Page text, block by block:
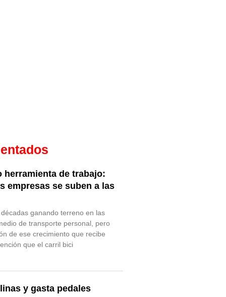
herramienta de trabajo:
empresas se suben a las
ganando terreno en las
de transporte personal, pero
de ese crecimiento que recibe
que el carril bici
y gasta pedales